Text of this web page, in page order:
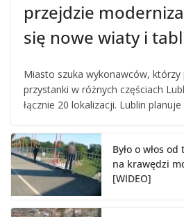
przejdzie
się nowe wiaty i
Miasto szuka wykonawców, którzy
przystanki w różnych częściach
łącznie 20 lokalizacji. Lublin
Było o włos
na krawędzi
[WIDEO]